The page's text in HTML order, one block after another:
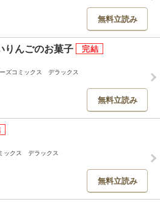
無料立読み
りんごのお菓子
ズコミックス デラックス
無料立読み
ックス デラックス
無料立読み